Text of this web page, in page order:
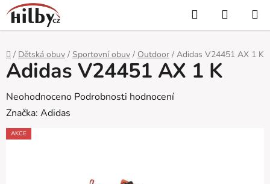
Přejít
na
obsah
Hledat
KOŠÍK
Domů
/ Dětská obuv / Sportovní obuv / Outdoor / Adidas V24451 AX 1 K
Adidas V24451 AX 1 K
Průměrné
hodnocení
produktu
Neohodnoceno Podrobnosti hodnocení
Značka: Adidas
AKCE